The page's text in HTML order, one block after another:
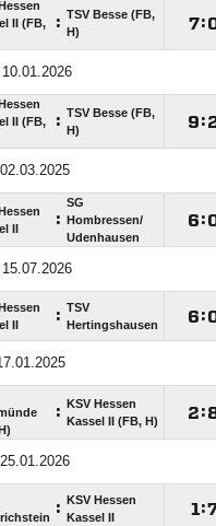
II (FB,
: TSV Besse (FB,
H)
:
II (FB,
: TSV Besse (FB,
H)
:
II
:
SG
Hombressen/​
Udenhausen
:
II
: TSV
Hertingshausen
:
:
KSV Hessen
Kassel II (FB, H)
:
:
KSV Hessen
Kassel II
: